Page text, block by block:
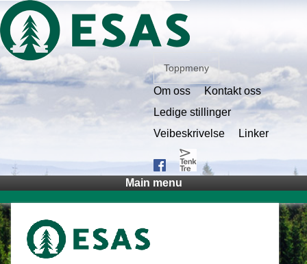
Toppmeny
Om oss
Kontakt oss
Ledige stillinger
Veibeskrivelse
Linker
Main menu